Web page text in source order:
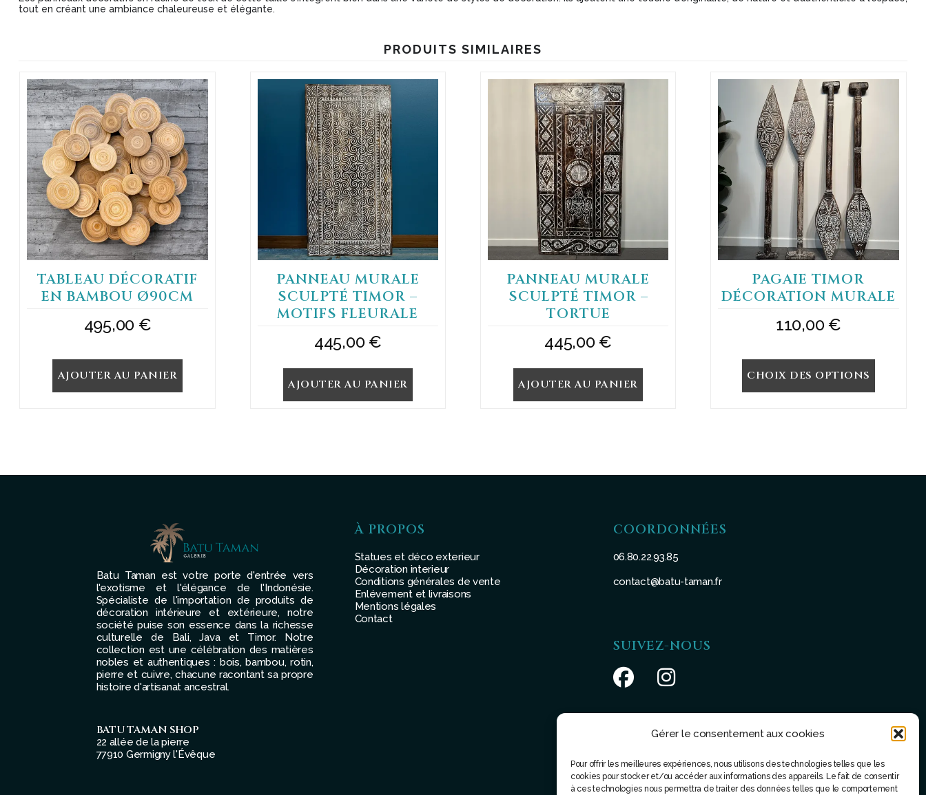
Gérer le consentement aux cookies
Pour offrir les meilleures expériences, nous utilisons des technologies telles que les
cookies pour stocker et/ou accéder aux informations des appareils. Le fait de consentir
à ces technologies nous permettra de traiter des données telles que le comportement
tout en créant une ambiance chaleureuse et élégante.
PRODUITS SIMILAIRES
TABLEAU DÉCORATIF
EN BAMBOU Ø90CM
495,00 €
AJOUTER AU PANIER
PANNEAU MURALE
SCULPTÉ TIMOR –
MOTIFS FLEURALE
445,00€
AJOUTER AU PANIER
PANNEAU MURALE
SCULPTÉ TIMOR –
TORTUE
445,00€
AJOUTER AU PANIER
PAGAIE TIMOR
DÉCORATION MURALE
110,00€
CHOIX DES OPTIONS
a
plusieurs
variations.
Les
options
peuvent
être
choisies
sur
la
page
produit
Batu Taman est votre porte d'entrée vers
l'exotisme et l'élégance de l'Indonésie.
Spécialiste de l'importation de produits de
décoration intérieure et extérieure, notre
société puise son essence dans la richesse
culturelle de Bali, Java et Timor. Notre
collection est une célébration des matières
nobles et authentiques : bois, bambou, rotin,
pierre et cuivre, chacune racontant sa propre
histoire d'artisanat ancestral.
BATU TAMAN SHOP
22 allée de la pierre
77910 Germigny l'Évêque
À PROPOS
Statues et déco exterieur
Décoration interieur
Conditions générales de vente
Enlévement et livraisons
Mentions légales
Contact
COORDONNÉES
06.80.22.93.85
contact@batu-taman.fr
SUIVEZ-NOUS